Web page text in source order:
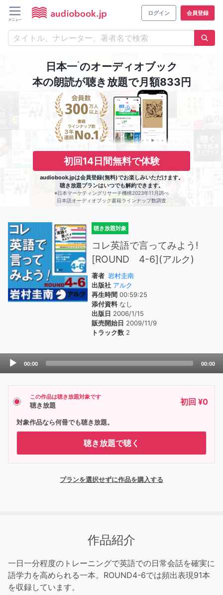
ログイン 会員登録
日本一※のオーディオブック
本の朗読が聴き放題で月額833円
初回14日間無料で体験
audiobook.jpは会員登録(無料)でお楽しみいただけます。
聴き放題プランはいつでも解約できます。
※日本マーケティングリサーチ機構2023年11月調べ
日本語オーディオブック書籍ラインナップ数調査
聴き放題対象
コレ英語で言ってみよう!
[ROUND 4-6](アルク)
著者 岩村圭南
出版社 アルク
再生時間 00:59:25
添付資料なし
出版日 2006/1/15
販売開始日 2009/11/9
トラック数 2
Audio
00:00 00:00
この作品は聴き放題対象です
聴き放題 初回 ¥0
対象作品なら何冊でも聴き放題。
聴き放題で聴く
プランを選択せずに作品を購入する
作品紹介
一日一分程度のトレーニングで英語での日常会話を確実に
語学力を高められる一本。ROUND4-6では頻出表現91本
を収録しています。